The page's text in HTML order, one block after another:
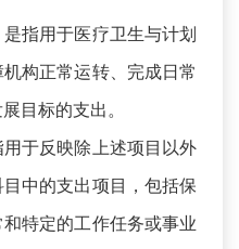
指用于医疗卫生与计划
构正常运转、完成日常
目标的支出。
于反映除上述项目以外
中的支出项目，包括保
特定的工作任务或事业